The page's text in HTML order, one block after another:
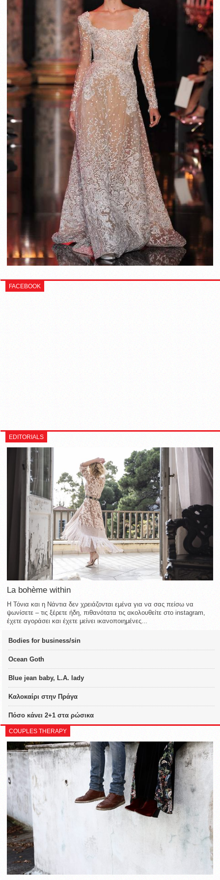
FACEBOOK
EDITORIALS
La bohème within
Η Τόνια και η Νάντια δεν χρειάζονται εμένα για να σας πείσω να
ψωνίσετε – τις ξέρετε ήδη, πιθανότατα τις ακολουθείτε στο instagram,
έχετε αγοράσει και έχετε μείνει ικανοποιημένες...
Bodies for business/sin
Ocean Goth
Blue jean baby, L.A. lady
Καλοκαίρι στην Πράγα
Πόσο κάνει 2+1 στα ρώσικα
COUPLES THERAPY